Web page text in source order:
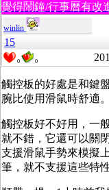
覺得鬧鐘/行事曆有
winlin
15
0 0
觸控板的好處是和鍵
腕比使用滑鼠時舒適。
觸控板好不好用，一
就不錯，它還可以關
支援滑鼠手勢來模擬
筆，就不支援這些特性